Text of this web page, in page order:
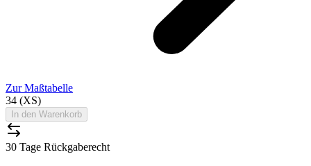
Zur Maßtabelle
34 (XS)
In den Warenkorb
30 Tage Rückgaberecht